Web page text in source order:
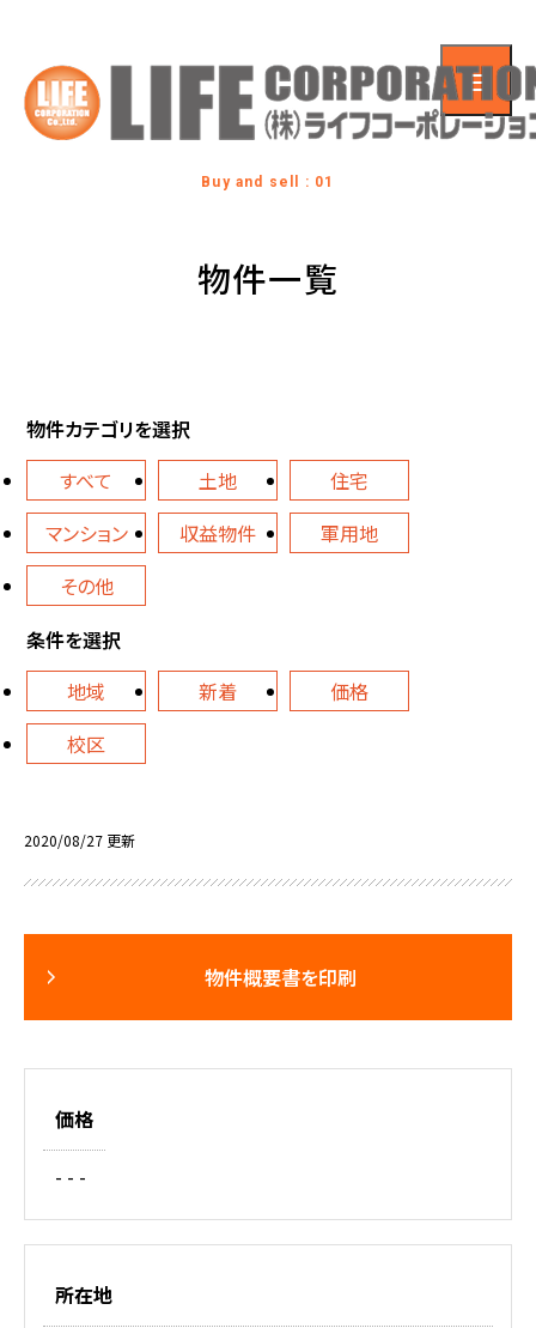
Buy and sell : 01
物件一覧
物件カテゴリを選択
すべて
土地
住宅
マンション
収益物件
軍用地
その他
条件を選択
地域
新着
価格
校区
2020/08/27 更新
物件概要書を印刷
価格
- - -
所在地